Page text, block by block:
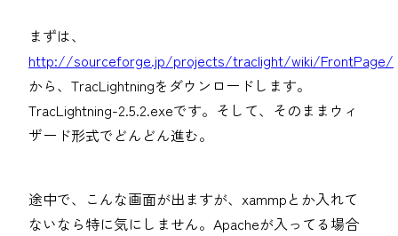
まずは、
http://sourceforge.jp/projects/traclight/wiki/FrontPage/
から、TracLightningをダウンロードします。
TracLightning-2.5.2.exeです。そして、そのままウィ
ザード形式でどんどん進む。
途中で、こんな画面が出ますが、xammpとか入れて
ないなら特に気にしません。Apacheが入ってる場合